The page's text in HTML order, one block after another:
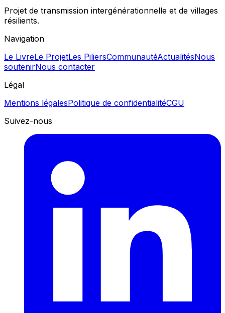
Projet de transmission intergénérationnelle et de villages
résilients.
Navigation
Le LivreLe ProjetLes PiliersCommunautéActualitésNous
soutenirNous contacter
Légal
Mentions légalesPolitique de confidentialitéCGU
Suivez-nous